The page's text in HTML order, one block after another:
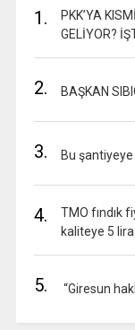
1.
PKK’YA
GELİYOR?
2. BAŞKAN
3. Bu
4.
TMO fındık
kaliteye 5
5. “Giresun